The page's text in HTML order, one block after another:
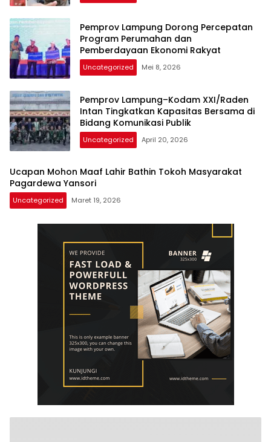
Pemprov Lampung Dorong Percepatan
Program Perumahan dan
Pemberdayaan Ekonomi Rakyat
Uncategorized Mei 8, 2026
Pemprov Lampung–Kodam XXI/Raden
Intan Tingkatkan Kapasitas Bersama di
Bidang Komunikasi Publik
Uncategorized April 20, 2026
Ucapan Mohon Maaf Lahir Bathin Tokoh Masyarakat
Pagardewa Yansori
Uncategorized Maret 19, 2026